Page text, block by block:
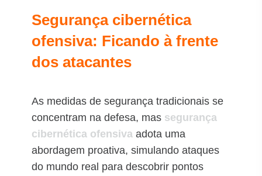
Segurança cibernética
ofensiva: Ficando à frente
dos atacantes
As medidas de segurança tradicionais se
concentram na defesa, mas segurança
cibernética ofensiva adota uma
abordagem proativa, simulando ataques
do mundo real para descobrir pontos